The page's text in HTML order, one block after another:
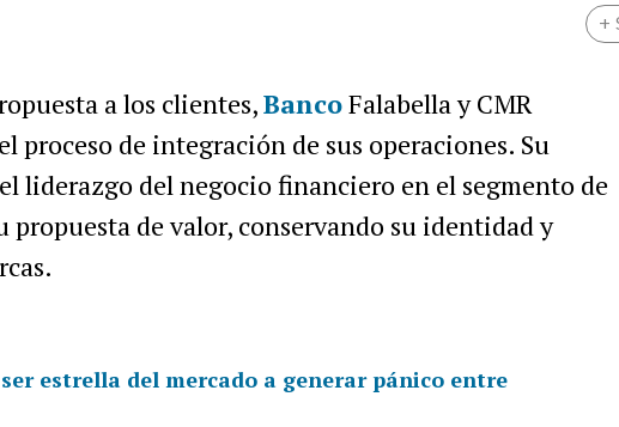
+
a los clientes,BancoFalabella y CMR
proceso de integración de sus operaciones. Su
liderazgo del negocio financiero en el segmento de
propuesta de valor, conservando su identidad y
estrella del mercado a generar pánico entre